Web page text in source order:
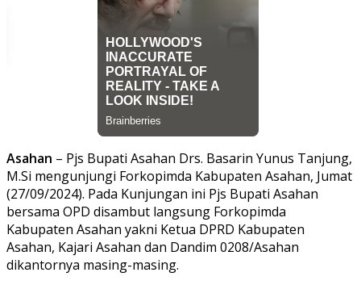
Asahan – Pjs Bupati Asahan Drs. Basarin Yunus Tanjung,
M.Si mengunjungi Forkopimda Kabupaten Asahan, Jumat
(27/09/2024). Pada Kunjungan ini Pjs Bupati Asahan
bersama OPD disambut langsung Forkopimda
Kabupaten Asahan yakni Ketua DPRD Kabupaten
Asahan, Kajari Asahan dan Dandim 0208/Asahan
dikantornya masing-masing.